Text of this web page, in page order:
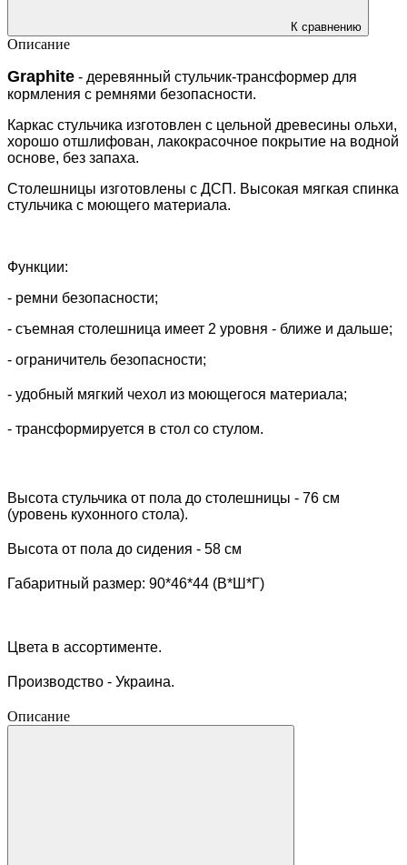
К сравнению
Описание
Graphite - деревянный стульчик-трансформер для
кормления с ремнями безопасности.
Каркас стульчика изготовлен с цельной древесины ольхи,
хорошо отшлифован, лакокрасочное покрытие на водной
основе, без запаха.
Столешницы изготовлены с ДСП. Высокая мягкая спинка
стульчика с моющего материала.
Функции:
- ремни безопасности;
- съемная столешница имеет 2 уровня - ближе и дальше;
- ограничитель безопасности;
- удобный мягкий чехол из моющегося материала;
- трансформируется в стол со стулом.
Высота стульчика от пола до столешницы - 76 см
(уровень кухонного стола).
Высота от пола до сидения - 58 см
Габаритный размер: 90*46*44 (В*Ш*Г)
Цвета в ассортименте.
Производство - Украина.
Описание